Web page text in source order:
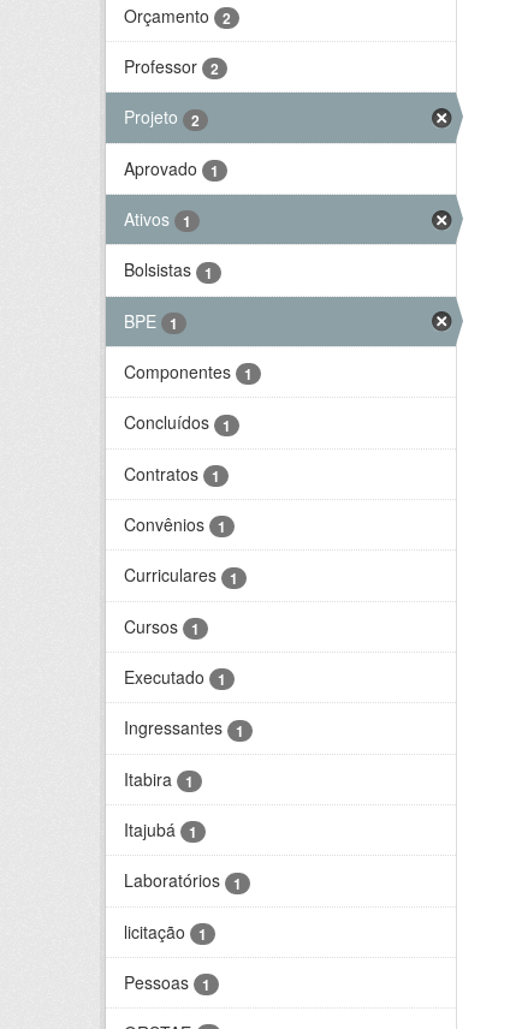
Orçamento 2
Professor 2
Projeto 2
Aprovado 1
Ativos 1
Bolsistas 1
BPE 1
Componentes 1
Concluídos 1
Contratos 1
Convênios 1
Curriculares 1
Cursos 1
Executado 1
Ingressantes 1
Itabira 1
Itajubá 1
Laboratórios 1
licitação 1
Pessoas 1